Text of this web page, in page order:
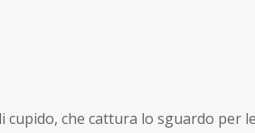
che cattura lo sguardo per